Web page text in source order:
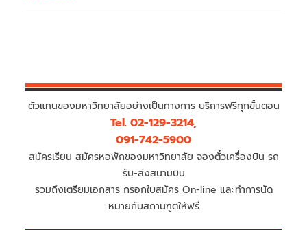
ตัวแทนของมหาวิทยาลัยอย่างเป็นทางการ บริการฟรีทุกขั้นตอน
Tel. 02-129-3214,
091-742-5900
สมัครเรียน สมัครหอพักของมหาวิทยาลัย จองตั๋วเครื่องบิน รถ
รับ-ส่งสนามบิน
รวมถึงเตรียมเอกสาร กรอกใบสมัคร On-line และทำการนัด
หมายกับสถานฑูตให้ฟรี